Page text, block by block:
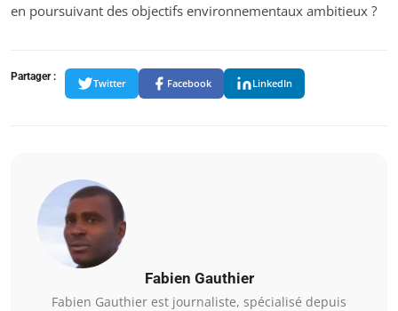
en poursuivant des objectifs environnementaux ambitieux ?
Partager :
Twitter Facebook LinkedIn
Fabien Gauthier
Fabien Gauthier est journaliste, spécialisé depuis